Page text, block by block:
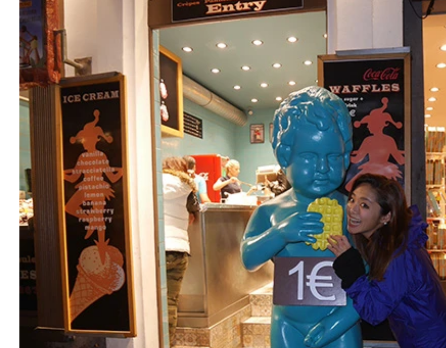
観光客で大渋滞のビートルズの伝説のレコジャケＡＢＢＥＹ ＲＯＡＤ（アビーロード）。駆け足で渡らなきゃ車に
パステルヘアカラーや個性的ファッションの人たちであふれてました。私もカラフルヘアにしたいなー
シーシャの煙をくゆらす人がいっぱい。楽しＳＯ．ＹＡ．ＮＡ
ある宿の壁。海外のホステルではロックのポスターが貼られている宿がけっこう多い
ピンク頭のきゃりーちゃん。アンケートに答えるともらえる握らないおむすび「おにぎらず」で久々の日本の味も堪
フィッシュアンドチップス。大量ポテトで胃が埋め尽くされる～
駅前にドーンと貫録のラウンドハウス
ファッションモンスターのきゃりーコスをする女の子。と発疹モンスターのマリーシャ
建築が美しい街中にはウットリするが、物価の高さにはガックリくる
イギリスと言えばアンダーグランドのマーク！工事中の壁がオッシャレー☆
もう見慣れた３段ベッド。南京虫の気配がないか念入りにチェック
赤い電話ボックスがいっぱいの街中。これがもしもボックスならのび太のように「物価が非常に安い世界」をお願い
ペルシャ語で溢れていて何が書かれているのかさっぱり